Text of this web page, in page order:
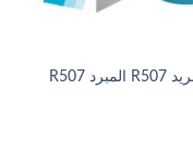
غاز التبريد R507 المبرد R507